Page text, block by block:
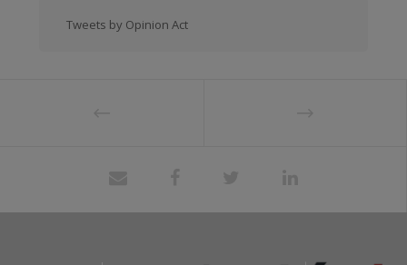
Tweets by Opinion Act